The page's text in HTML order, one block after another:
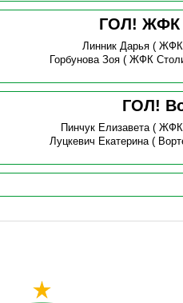
ГОЛ! ЖФК
Линник Дарья ( ЖФК
Горбунова Зоя ( ЖФК
ГОЛ!
Пинчук Елизавета( ЖФК
Луцкевич Екатерина(